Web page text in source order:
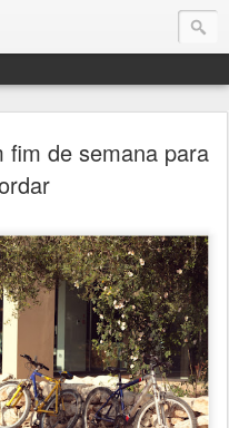
fim de semana para